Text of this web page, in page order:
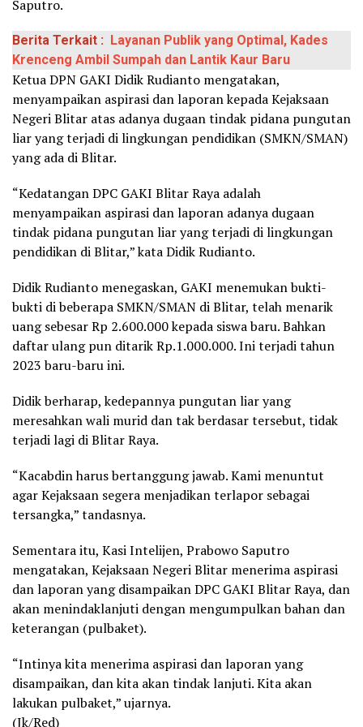
Saputro.
Berita Terkait :
Layanan Publik yang Optimal, Kades
Krenceng Ambil Sumpah dan Lantik Kaur Baru
Ketua DPN GAKI Didik Rudianto mengatakan,
menyampaikan aspirasi dan laporan kepada Kejaksaan
Negeri Blitar atas adanya dugaan tindak pidana pungutan
liar yang terjadi di lingkungan pendidikan (SMKN/SMAN)
yang ada di Blitar.
“Kedatangan DPC GAKI Blitar Raya adalah
menyampaikan aspirasi dan laporan adanya dugaan
tindak pidana pungutan liar yang terjadi di lingkungan
pendidikan di Blitar,” kata Didik Rudianto.
Didik Rudianto menegaskan, GAKI menemukan bukti-
bukti di beberapa SMKN/SMAN di Blitar, telah menarik
uang sebesar Rp 2.600.000 kepada siswa baru. Bahkan
daftar ulang pun ditarik Rp.1.000.000. Ini terjadi tahun
2023 baru-baru ini.
Didik berharap, kedepannya pungutan liar yang
meresahkan wali murid dan tak berdasar tersebut, tidak
terjadi lagi di Blitar Raya.
“Kacabdin harus bertanggung jawab. Kami menuntut
agar Kejaksaan segera menjadikan terlapor sebagai
tersangka,” tandasnya.
Sementara itu, Kasi Intelijen, Prabowo Saputro
mengatakan, Kejaksaan Negeri Blitar menerima aspirasi
dan laporan yang disampaikan DPC GAKI Blitar Raya, dan
akan menindaklanjuti dengan mengumpulkan bahan dan
keterangan (pulbaket).
“Intinya kita menerima aspirasi dan laporan yang
disampaikan, dan kita akan tindak lanjuti. Kita akan
lakukan pulbaket,” ujarnya.
(Jk/Red)